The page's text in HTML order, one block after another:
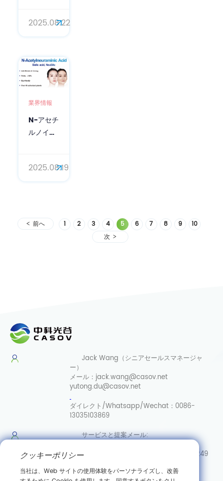
ポテンシ
2025.08.22
業界情報
N-アセチ
ルノイラ
ト成分の
2025.08.19
前へ 1 2 3 4 5 6 7 8 9
10
次
Jack Wang（シニアセールスマネージャ
ー）
メール： jack.wang@casov.net
yutong.du@casov.net
ダイレクト/Whatsapp/Wechat： 0086-
13035103869
サービスと提案メール:
ト/Whatsapp/Wechat:
0086-15307143249
武漢合成
クッキーポリシー
当社は、Web サイトの使用体験をパーソナライズし、改善